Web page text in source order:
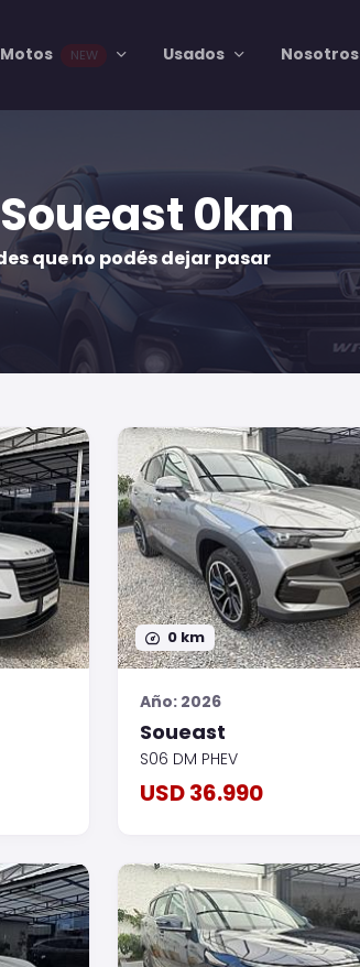
Motos NEW Usados Nosotros
0km
que no podés dejar pasar
0 km
Año: 2026
Soueast
S06 DM PHEV
USD 36.990